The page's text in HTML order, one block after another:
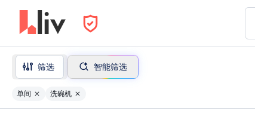
筛选 智能筛选
单间 洗碗机